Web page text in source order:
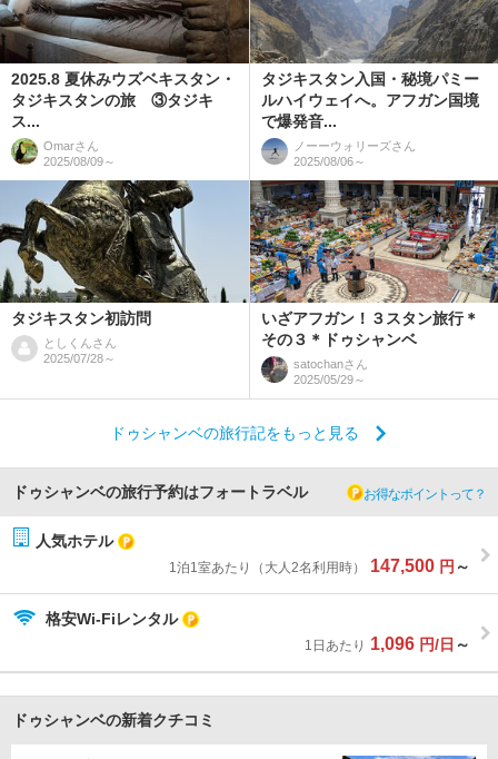
2025.8 夏休みウズベキスタン・
タジキスタンの旅 ③タジキ
ス...
Omarさん
2025/08/09～
タジキスタン入国・秘境パミー
ルハイウェイへ。アフガン国境
で爆発音...
ノーーウォリーズさん
2025/08/06～
タジキスタン初訪問
としくん さん
2025/07/28～
いざアフガン！３スタン旅行＊
その３＊ドゥシャンベ
satochanさん
2025/05/29～
ドゥシャンベの旅行記をもっと見る
ドゥシャンベの旅行予約はフォートラベル お得なポイントって？
人気ホテル
1泊1室あたり（大人2名利用時） 147,500 円 ～
格安Wi-Fiレンタル
1日あたり 1,096 円/日 ～
ドゥシャンベの新着クチコミ